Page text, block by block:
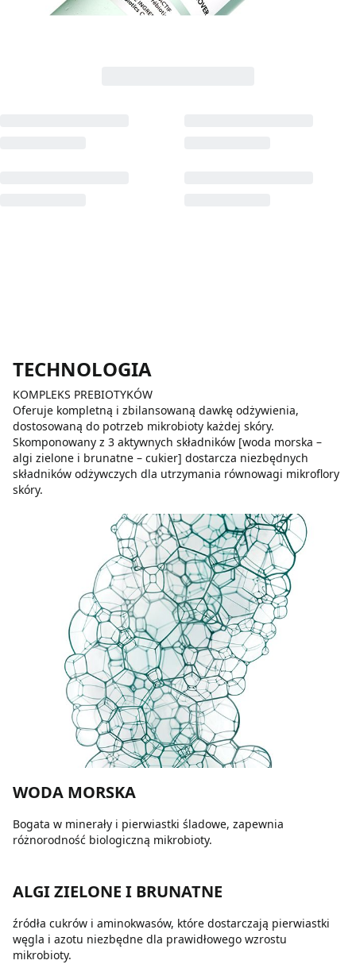
TECHNOLOGIA
KOMPLEKS PREBIOTYKÓW
Oferuje kompletną i zbilansowaną dawkę odżywienia,
dostosowaną do potrzeb mikrobioty każdej skóry.
Skomponowany z 3 aktywnych składników [woda morska –
algi zielone i brunatne – cukier] dostarcza niezbędnych
składników odżywczych dla utrzymania równowagi mikroflory
skóry.
WODA MORSKA
Bogata w minerały i pierwiastki śladowe, zapewnia
różnorodność biologiczną mikrobioty.
ALGI ZIELONE I BRUNATNE
źródła cukrów i aminokwasów, które dostarczają pierwiastki
węgla i azotu niezbędne dla prawidłowego wzrostu
mikrobioty.